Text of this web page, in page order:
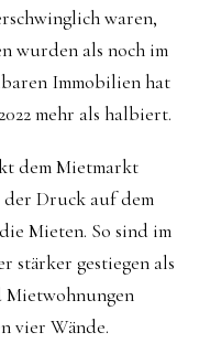
waren,
wurden als noch im
Immobilien hat
mehr als halbiert.
dem Mietmarkt
der Druck auf dem
Mieten. So sind im
stärker gestiegen als
Mietwohnungen
vier Wände.